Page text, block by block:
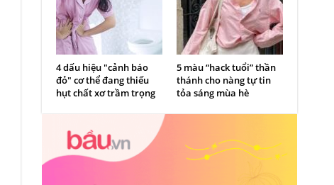
4 dấu hiệu "cảnh báo
đỏ" cơ thể đang thiếu
hụt chất xơ trầm trọng
5 màu “hack tuổi” thần
thánh cho nàng tự tin
tỏa sáng mùa hè